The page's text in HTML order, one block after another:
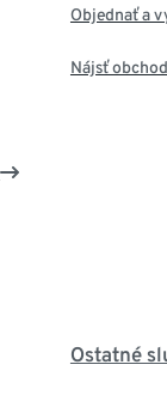
Objednať a
Nájsť obchod
Ostatné